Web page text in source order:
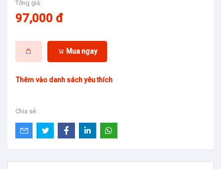
Tổng giá:
97,000 đ
Mua ngay
Thêm vào danh sách yêu thích
Chia sẻ: